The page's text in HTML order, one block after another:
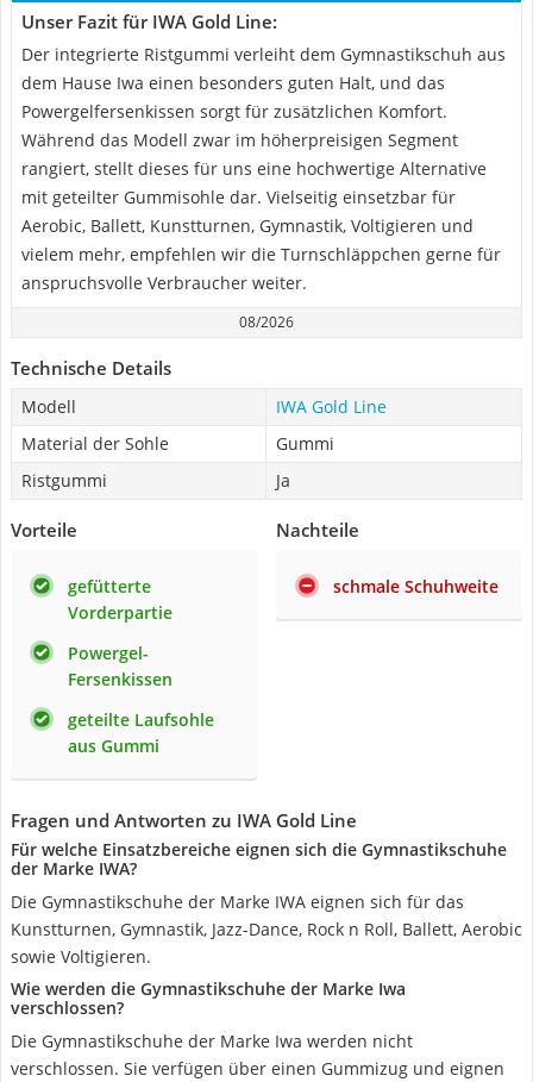
Unser Fazit für IWA Gold Line:
Der integrierte Ristgummi verleiht dem Gymnastikschuh aus
dem Hause Iwa einen besonders guten Halt, und das
Powergelfersenkissen sorgt für zusätzlichen Komfort.
Während das Modell zwar im höherpreisigen Segment
rangiert, stellt dieses für uns eine hochwertige Alternative
mit geteilter Gummisohle dar. Vielseitig einsetzbar für
Aerobic, Ballett, Kunstturnen, Gymnastik, Voltigieren und
vielem mehr, empfehlen wir die Turnschläppchen gerne für
anspruchsvolle Verbraucher weiter.
08/2026
Technische Details
Modell
IWA Gold Line
Material der Sohle
Gummi
Ristgummi
Ja
Vorteile
gefütterte
Vorderpartie
Powergel-
Fersenkissen
geteilte Laufsohle
aus Gummi
Nachteile
schmale Schuhweite
Fragen und Antworten zu IWA Gold Line
Für welche Einsatzbereiche eignen sich die Gymnastikschuhe
der Marke IWA?
Die Gymnastikschuhe der Marke IWA eignen sich für das
Kunstturnen, Gymnastik, Jazz-Dance, Rock n Roll, Ballett, Aerobic
sowie Voltigieren.
Wie werden die Gymnastikschuhe der Marke Iwa
verschlossen?
Die Gymnastikschuhe der Marke Iwa werden nicht
verschlossen. Sie verfügen über einen Gummizug und eignen